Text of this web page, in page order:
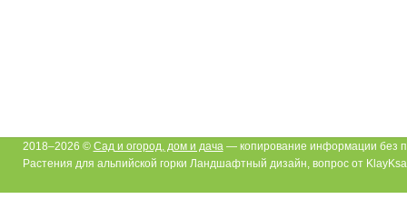
2018–2026 © Сад и огород, дом и дача— копирование информации без
Растения для альпийской горки Ландшафтный дизайн, вопрос от KlayKsa